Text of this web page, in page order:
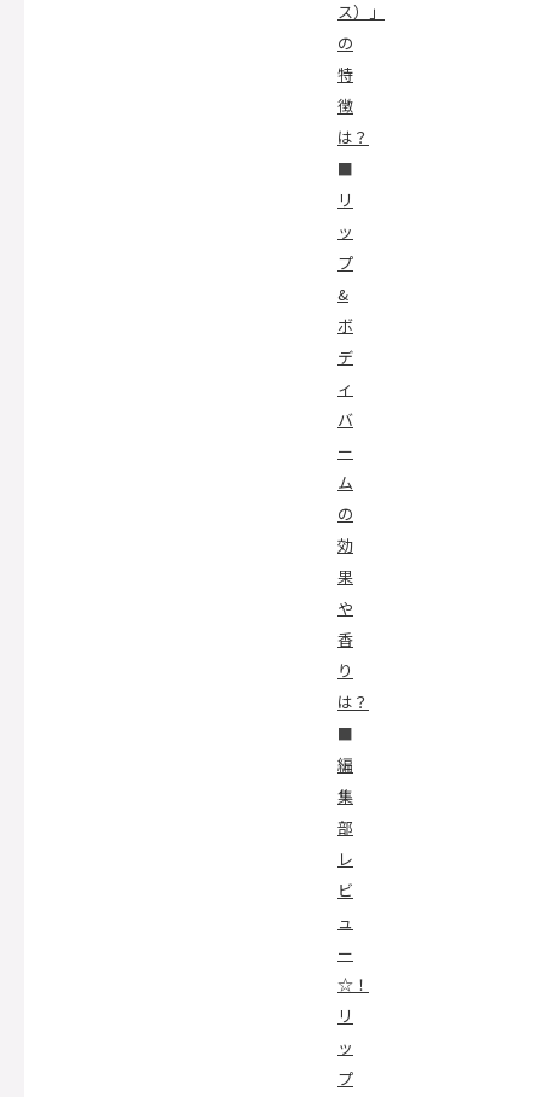
ス）」
の
特
徴
は？
■
リ
ッ
プ
&
ボ
デ
ィ
バ
ー
ム
の
効
果
や
香
り
は？
■
編
集
部
レ
ビ
ュ
ー
☆！
リ
ッ
プ